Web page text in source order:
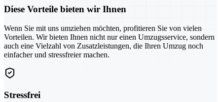
Diese Vorteile bieten wir Ihnen
Wenn Sie mit uns umziehen möchten, profitieren Sie von vielen
Vorteilen. Wir bieten Ihnen nicht nur einen Umzugsservice, sondern
auch eine Vielzahl von Zusatzleistungen, die Ihren Umzug noch
einfacher und stressfreier machen.
Stressfrei